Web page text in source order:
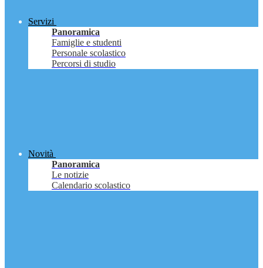
Servizi
Panoramica
Famiglie e studenti
Personale scolastico
Percorsi di studio
Novità
Panoramica
Le notizie
Calendario scolastico